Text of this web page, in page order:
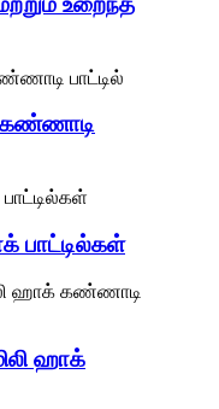
கண்ணாடி
பாட்டில்கள்
ஹாக்